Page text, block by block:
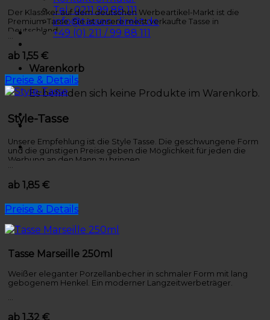
Tel.: 0211 99 88 111
info@tassen-direkt.de
+49 (0) 211 / 99 88 111
Warenkorb
Es befinden sich keine Produkte im Warenkorb.
Der Klassiker auf dem deutschen Werbeartikel-Markt ist die
Premium-Tasse. Sie ist unsere meist verkaufte Tasse in
Deutschland.
…
ab 1,55 €
Preise & Details
Style-Tasse
Unsere Empfehlung ist die Style Tasse. Die geschwungene Form
und die günstigen Preise geben die Möglichkeit für jeden die
Werbung an den Mann zu bringen.
ab 1,85 €
Preise & Details
Tasse Marseille 250ml
Weißer eleganter Porzellanbecher in schmaler Form mit lang
gebogenem Henkel. Ein moderner Langzeitwerbeträger.
ab 1,32 €